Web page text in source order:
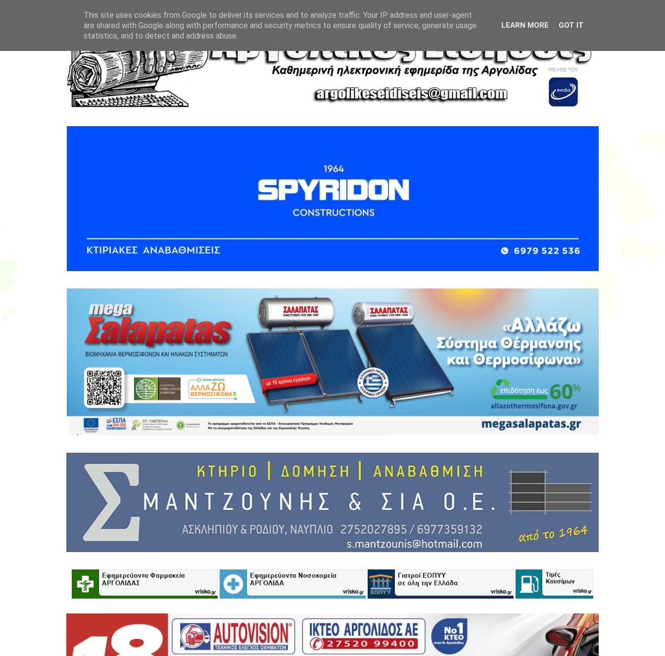
This site uses cookies from Google to deliver its services and to analyze traffic. Your IP address and user-agent
are shared with Google along with performance and security metrics to ensure quality of service, generate usage
statistics, and to detect and address abuse.
LEARN MORE GOT IT